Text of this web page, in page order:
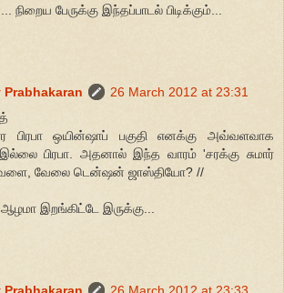
நிறைய பேருக்கு இந்தப்பாடல் பிடிக்கும்...
26 March 2012 at 23:31
ஒயின்ஷாப் பகுதி எனக்கு அவ்வளவாக
இல்லை பிரபா. அதனால் இந்த வாரம் 'சரக்கு சுமார்
வேலை டென்ஷன் ஜாஸ்தியோ? //
இறங்கிட்டே இருக்கு...
26 March 2012 at 23:33